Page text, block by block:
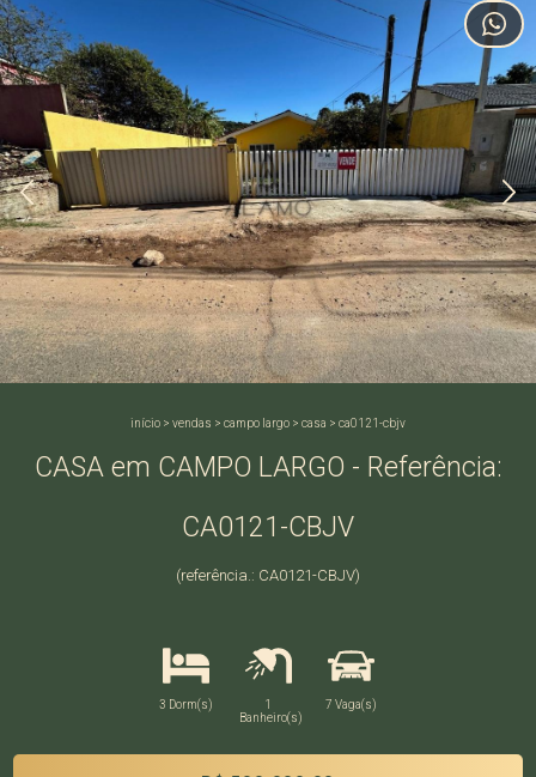
início > vendas > campo largo > casa > ca0121-cbjv
CASA em CAMPO LARGO - Referência:
CA0121-CBJV
(referência.: CA0121-CBJV)
3 Dorm(s)
1
Banheiro(s)
7 Vaga(s)